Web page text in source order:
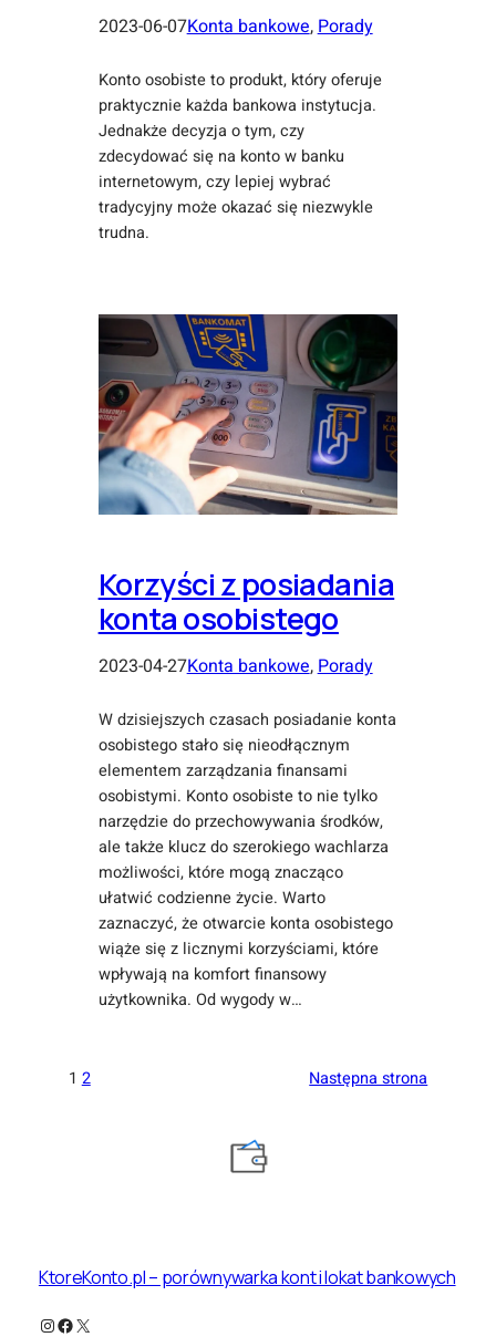
2023-06-07Konta bankowe, Porady
Konto osobiste to produkt, który oferuje
praktycznie każda bankowa instytucja.
Jednakże decyzja o tym, czy
zdecydować się na konto w banku
internetowym, czy lepiej wybrać
tradycyjny może okazać się niezwykle
trudna.
Korzyści z posiadania
konta osobistego
2023-04-27Konta bankowe, Porady
W dzisiejszych czasach posiadanie konta
osobistego stało się nieodłącznym
elementem zarządzania finansami
osobistymi. Konto osobiste to nie tylko
narzędzie do przechowywania środków,
ale także klucz do szerokiego wachlarza
możliwości, które mogą znacząco
ułatwić codzienne życie. Warto
zaznaczyć, że otwarcie konta osobistego
wiąże się z licznymi korzyściami, które
wpływają na komfort finansowy
użytkownika. Od wygody w…
1 2 Następna strona
KtoreKonto.pl – porównywarka kont i lokat bankowych
Instagram
Facebook
X